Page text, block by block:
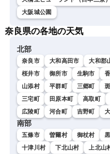
大阪城公園
奈良県の各地の天気
北部
奈良市 大和高田市 大和郡
桜井市
御所市 生駒市
山添村
平群町 三郷町
三宅町
田原本町 高取町
広陵町
河合町 吉野町
南部
五條市 曽爾村 御杖村
十津川村
下北山村 上北山